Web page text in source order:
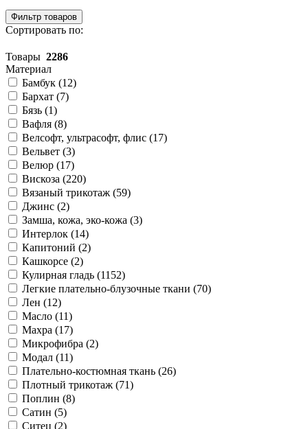
Фильтр товаров
Сортировать по:
Товары 2286
Материал
Бамбук (12)
Бархат (7)
Бязь (1)
Вафля (8)
Велсофт, ультрасофт, флис (17)
Вельвет (3)
Велюр (17)
Вискоза (220)
Вязаный трикотаж (59)
Джинс (2)
Замша, кожа, эко-кожа (3)
Интерлок (14)
Капитоний (2)
Кашкорсе (2)
Кулирная гладь (1152)
Легкие плательно-блузочные ткани (70)
Лен (12)
Масло (11)
Махра (17)
Микрофибра (2)
Модал (11)
Плательно-костюмная ткань (26)
Плотный трикотаж (71)
Поплин (8)
Сатин (5)
Ситец (2)